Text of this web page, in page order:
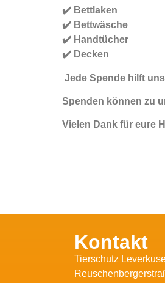
✔️ Bettlaken
✔️ Bettwäsche
✔️ Handtücher
✔️ Decken
Jede Spende hilft
Spenden können zu
Vielen Dank für eure
Kontakt
Tierschutz